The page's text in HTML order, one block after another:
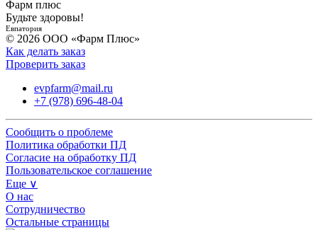
Фарм плюс
Будьте здоровы!
Евпатория
© 2026 ООО «Фарм Плюс»
Как делать заказ
Проверить заказ
evpfarm@mail.ru
+7 (978) 696-48-04
Сообщить о проблеме
Политика обработки ПД
Согласие на обработку ПД
Пользовательское соглашение
Еще ∨
О нас
Сотрудничество
Остальные страницы